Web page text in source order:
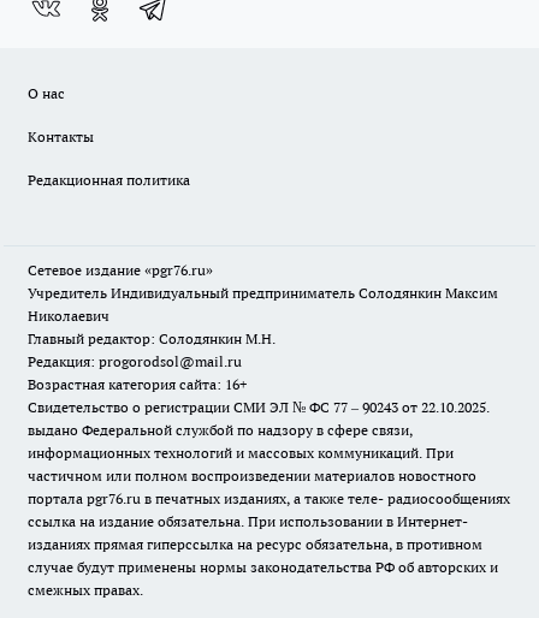
О нас
Контакты
Редакционная политика
Сетевое издание «pgr76.ru»
Учредитель Индивидуальный предприниматель Солодянкин Максим
Николаевич
Главный редактор: Солодянкин М.Н.
Редакция: progorodsol@mail.ru
Возрастная категория сайта: 16+
Свидетельство о регистрации СМИ ЭЛ № ФС 77 – 90243 от 22.10.2025.
выдано Федеральной службой по надзору в сфере связи,
информационных технологий и массовых коммуникаций. При
частичном или полном воспроизведении материалов новостного
портала pgr76.ru в печатных изданиях, а также теле- радиосообщениях
ссылка на издание обязательна. При использовании в Интернет-
изданиях прямая гиперссылка на ресурс обязательна, в противном
случае будут применены нормы законодательства РФ об авторских и
смежных правах.